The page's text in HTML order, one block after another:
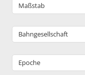
Maßstab
Bahngesellschaft
Epoche